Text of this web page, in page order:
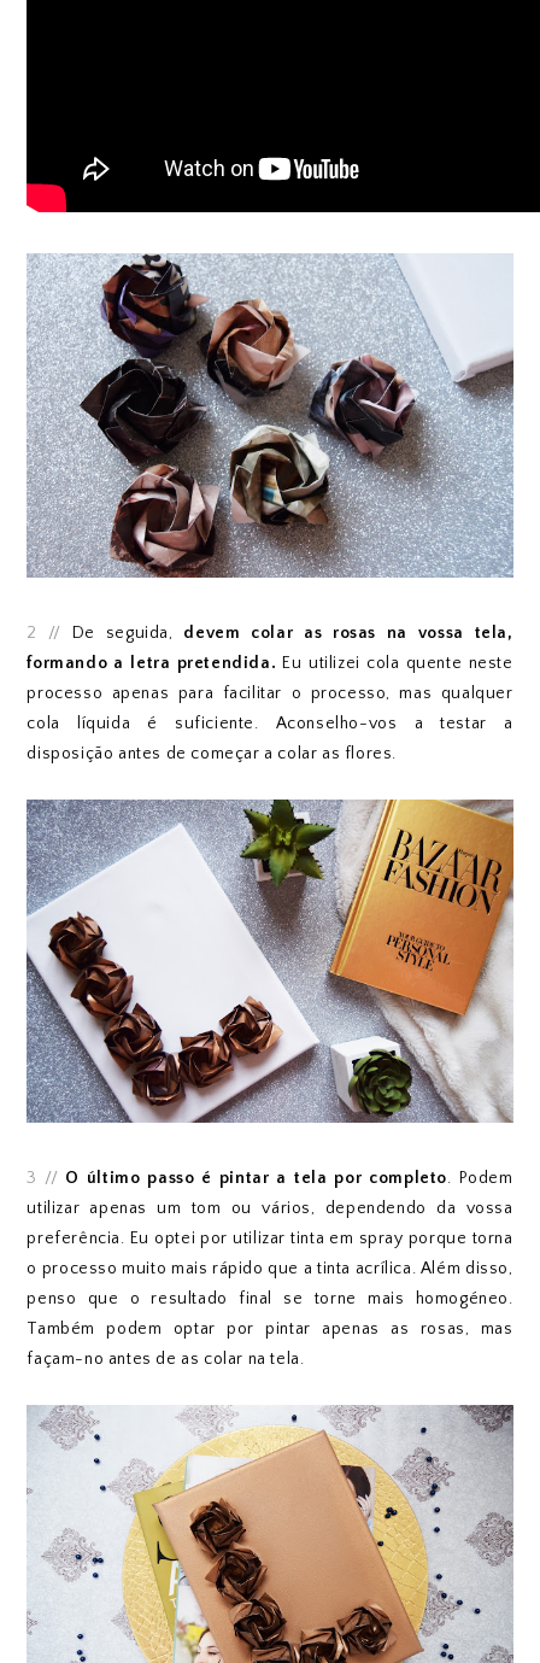
2 // De seguida, devem colar as rosas na vossa tela,
formando a letra pretendida. Eu utilizei cola quente neste
processo apenas para facilitar o processo, mas qualquer
cola líquida é suficiente. Aconselho-vos a testar a
disposição antes de começar a colar as flores.
3 // O último passo é pintar a tela por completo. Podem
utilizar apenas um tom ou vários, dependendo da vossa
preferência. Eu optei por utilizar tinta em spray porque torna
o processo muito mais rápido que a tinta acrílica. Além disso,
penso que o resultado final se torne mais homogéneo.
Também podem optar por pintar apenas as rosas, mas
façam-no antes de as colar na tela.